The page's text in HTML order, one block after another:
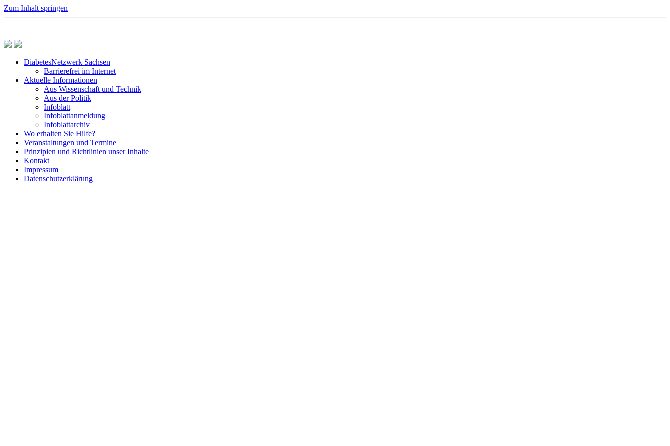
Zum Inhalt springen
DiabetesNetzwerk Sachsen
Barrierefrei im Internet
Aktuelle Informationen
Aus Wissenschaft und Technik
Aus der Politik
Infoblatt
Infoblattanmeldung
Infoblattarchiv
Wo erhalten Sie Hilfe?
Veranstaltungen und Termine
Prinzipien und Richtlinien unser Inhalte
Kontakt
Impressum
Datenschutzerklärung